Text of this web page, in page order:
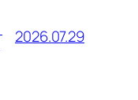
2026.07.29